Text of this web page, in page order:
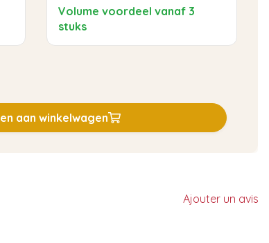
Volume voordeel vanaf 3
stuks
aan winkelwagen
Ajouter un avis